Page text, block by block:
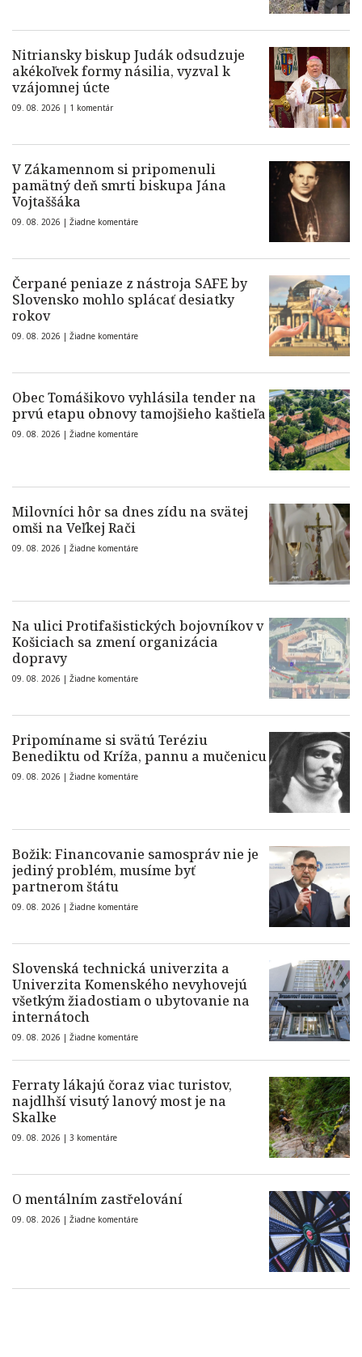
Nitriansky biskup Judák odsudzuje
akékoľvek formy násilia, vyzval k
vzájomnej úcte
09. 08. 2026 | 1 komentár
V Zákamennom si pripomenuli
pamätný deň smrti biskupa Jána
Vojtaššáka
09. 08. 2026 | Žiadne komentáre
Čerpané peniaze z nástroja SAFE by
Slovensko mohlo splácať desiatky
rokov
09. 08. 2026 | Žiadne komentáre
Obec Tomášikovo vyhlásila tender na
prvú etapu obnovy tamojšieho kaštieľa
09. 08. 2026 | Žiadne komentáre
Milovníci hôr sa dnes zídu na svätej
omši na Veľkej Rači
09. 08. 2026 | Žiadne komentáre
Na ulici Protifašistických bojovníkov v
Košiciach sa zmení organizácia
dopravy
09. 08. 2026 | Žiadne komentáre
Pripomíname si svätú Teréziu
Benediktu od Kríža, pannu a mučenicu
09. 08. 2026 | Žiadne komentáre
Božik: Financovanie samospráv nie je
jediný problém, musíme byť
partnerom štátu
09. 08. 2026 | Žiadne komentáre
Slovenská technická univerzita a
Univerzita Komenského nevyhovejú
všetkým žiadostiam o ubytovanie na
internátoch
09. 08. 2026 | Žiadne komentáre
Ferraty lákajú čoraz viac turistov,
najdlhší visutý lanový most je na
Skalke
09. 08. 2026 | 3 komentáre
O mentálním zastřelování
09. 08. 2026 | Žiadne komentáre